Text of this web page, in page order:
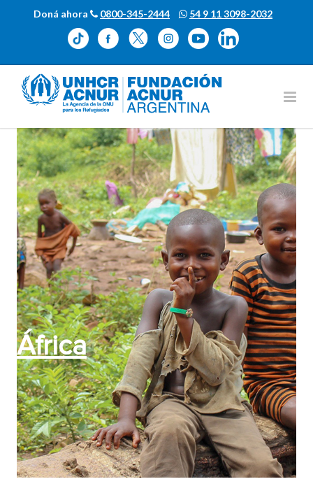
Doná ahora 0800-345-2444 54 9 11 3098-2032
África